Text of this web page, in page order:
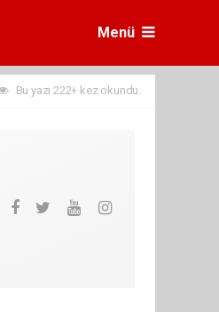
Menü
Bu yazı 222+ kez okundu.